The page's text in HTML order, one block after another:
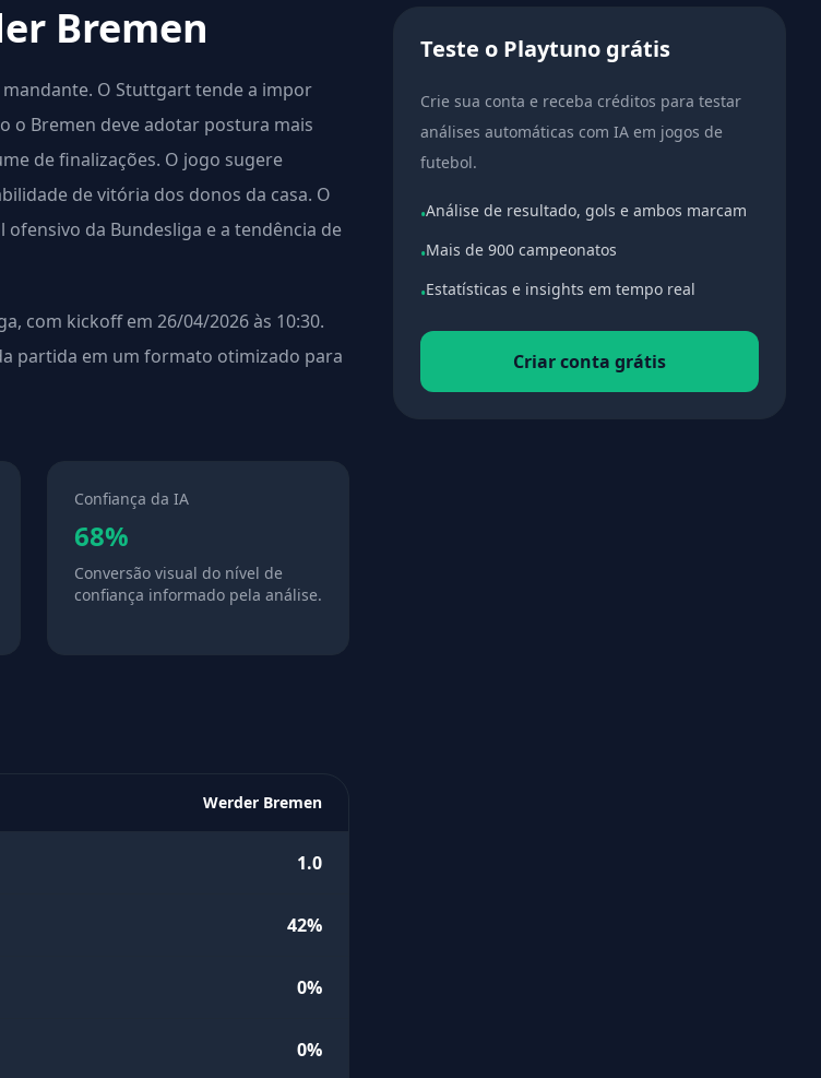
Bremen
O Stuttgart tende a impor
o Bremen deve adotar postura mais
de finalizações. O jogo sugere
de vitória dos donos da casa. O
da Bundesliga e a tendência de
com kickoff em 26/04/2026 às 10:30.
partida em um formato otimizado para
Confiança da IA
68%
Conversão visual do nível de
confiança informado pela análise.
Werder Bremen
1.0
42%
0%
0%
Teste o Playtuno grátis
Crie sua conta e receba créditos para testar
análises automáticas com IA em jogos de
futebol.
•Análise de resultado, gols e ambos marcam
•Mais de 900 campeonatos
•Estatísticas e insights em tempo real
Criar conta grátis